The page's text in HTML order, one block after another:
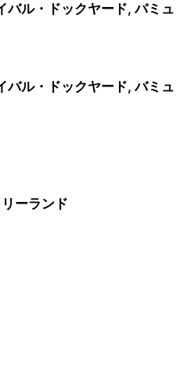
バル・ドックヤード, バミュ
バル・ドックヤード, バミュ
ーランド